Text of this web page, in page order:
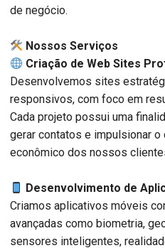
de negócio.
️ Nossos Serviços
Criação de Web Sites
Desenvolvemos sites
responsivos, com foco em
Cada projeto possui uma
gerar contatos e impulsionar
econômico dos nossos
Desenvolvimento de
Criamos aplicativos móveis
avançadas como biometria,
sensores inteligentes,